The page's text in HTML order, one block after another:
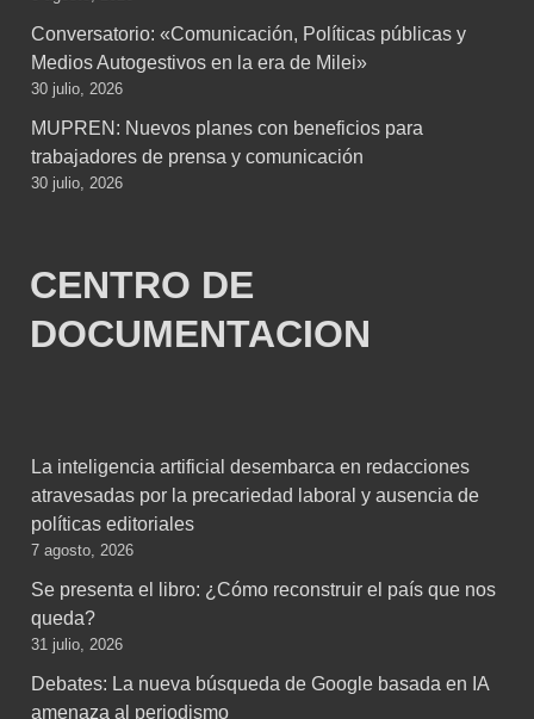
Conversatorio: «Comunicación, Políticas públicas y
Medios Autogestivos en la era de Milei»
30 julio, 2026
MUPREN: Nuevos planes con beneficios para
trabajadores de prensa y comunicación
30 julio, 2026
CENTRO DE
DOCUMENTACION
La inteligencia artificial desembarca en redacciones
atravesadas por la precariedad laboral y ausencia de
políticas editoriales
7 agosto, 2026
Se presenta el libro: ¿Cómo reconstruir el país que nos
queda?
31 julio, 2026
Debates: La nueva búsqueda de Google basada en IA
amenaza al periodismo